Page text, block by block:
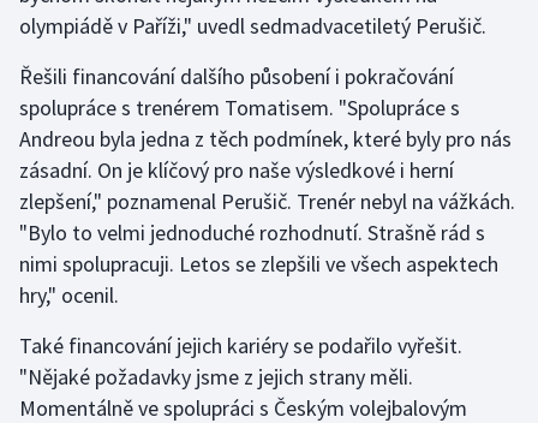
Stolní tenis
Triatlon
Veslování
Vodní slalom
Volejbal
Ostatní
olympiádě v Paříži," uvedl sedmadvacetiletý Perušič.
Řešili financování dalšího působení i pokračování
spolupráce s trenérem Tomatisem. "Spolupráce s
Andreou byla jedna z těch podmínek, které byly pro nás
zásadní. On je klíčový pro naše výsledkové i herní
zlepšení," poznamenal Perušič. Trenér nebyl na vážkách.
"Bylo to velmi jednoduché rozhodnutí. Strašně rád s
nimi spolupracuji. Letos se zlepšili ve všech aspektech
hry," ocenil.
Také financování jejich kariéry se podařilo vyřešit.
"Nějaké požadavky jsme z jejich strany měli.
Momentálně ve spolupráci s Českým volejbalovým